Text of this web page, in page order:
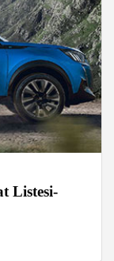
Listesi-